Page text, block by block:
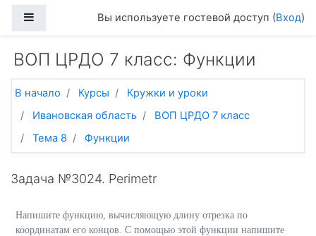
Боковая панельВы используете гостевой доступ (Вход)
ВОП ЦРДО 7 класс: Функции
В начало Курсы
Кружки и уроки
Ивановская область
ВОП ЦРДО 7 класс
Тема 8
Функции
Задача №3024. Perimetr
Напишите функцию, вычисляющую длину отрезка по
координатам его концов. С помощью этой функции напишите